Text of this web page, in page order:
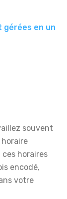
gérées en un
souvent
horaires
encodé,
votre